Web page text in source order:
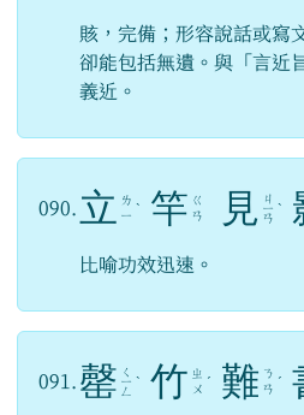
賅，完備；形容說話或寫
卻能包括無遺。與「言近
義近。
090. 立 ㄌ
ㄧ ˋ 竿 ㄍ
ㄢ
見 ㄐ
ㄧ
ㄢ
ˋ
比喻功效迅速。
091. 罄 ㄑ
ㄧ
ㄥ
ˋ 竹 ㄓ
ㄨ ˊ 難 ㄋ
ㄢ ˊ